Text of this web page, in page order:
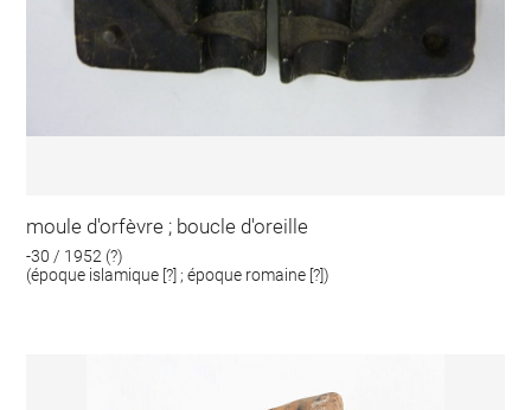
moule d'orfèvre ; boucle d'oreille
-30 / 1952 (?)
(époque islamique [?] ; époque romaine [?])